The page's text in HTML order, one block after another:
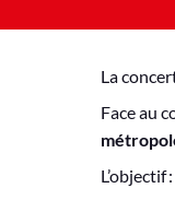
La
Face au